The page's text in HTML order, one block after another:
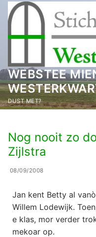
naar
inhoud
WEBSTEE
DUST MET?
Nog nooit zo
Zijlstra
08/09/2008
Jan kent Betty al
Willem Lodewijk.
e klas, mor verder
mekoar op.